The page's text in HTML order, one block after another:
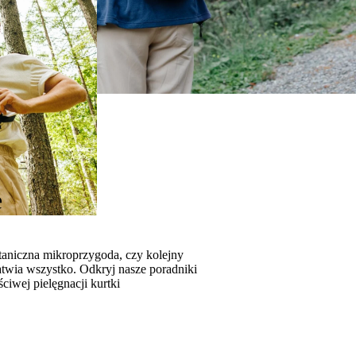
mikroprzygoda, czy kolejny
wszystko. Odkryj nasze poradniki
pielęgnacji kurtki